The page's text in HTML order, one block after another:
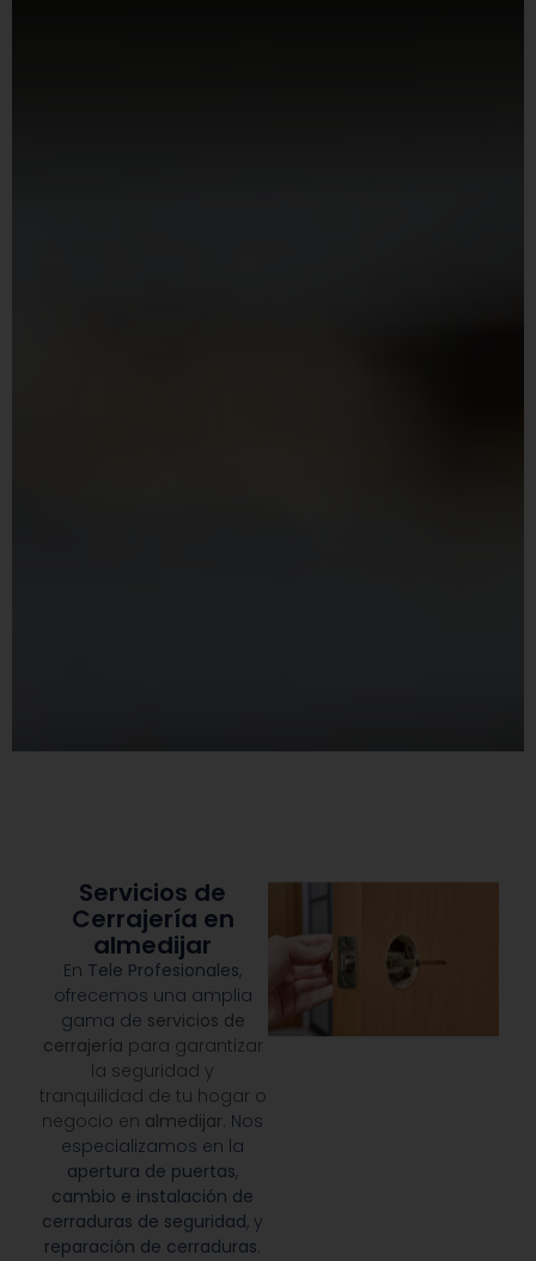
Servicios de
Cerrajería en
almedijar
En Tele Profesionales,
ofrecemos una amplia
gama de servicios de
cerrajería para garantizar
la seguridad y
tranquilidad de tu hogar o
negocio en almedijar. Nos
especializamos en la
apertura de puertas,
cambio e instalación de
cerraduras de seguridad, y
reparación de cerraduras.